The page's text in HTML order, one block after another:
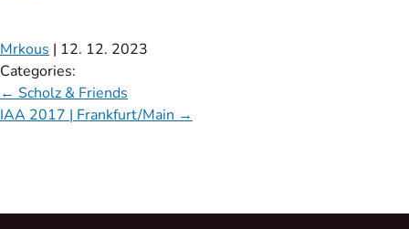
Mrkous | 12. 12. 2023
Categories:
← Scholz & Friends
IAA 2017 | Frankfurt/Main →